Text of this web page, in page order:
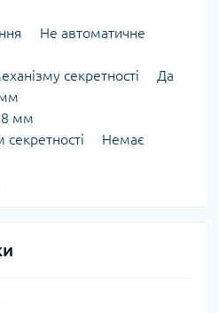
Не автоматичне
секретності Да
мм
секретності Немає